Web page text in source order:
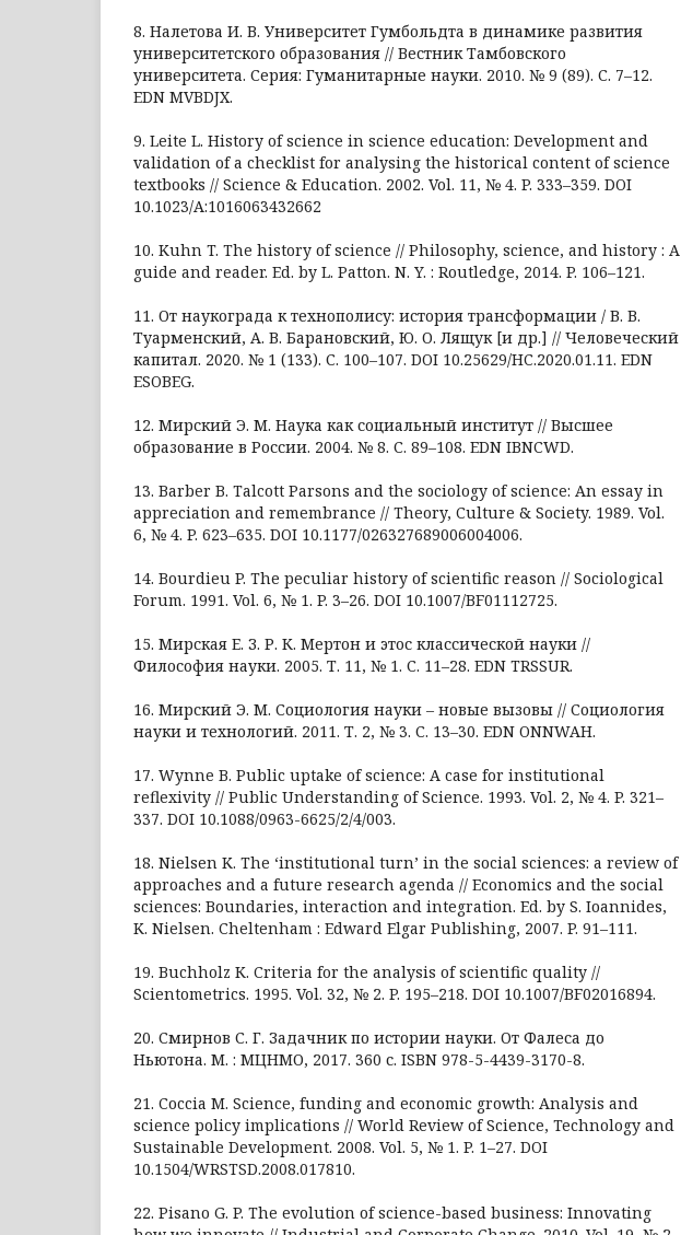
8. Налетова И. В. Университет Гумбольдта в динамике развития
университетского образования // Вестник Тамбовского
университета. Серия: Гуманитарные науки. 2010. № 9 (89). С. 7–12.
EDN MVBDJX.
9. Leite L. History of science in science education: Development and
validation of a checklist for analysing the historical content of science
textbooks // Science & Education. 2002. Vol. 11, № 4. P. 333–359. DOI
10.1023/A:1016063432662
10. Kuhn T. The history of science // Philosophy, science, and history : A
guide and reader. Ed. by L. Patton. N. Y. : Routledge, 2014. P. 106–121.
11. От наукограда к технополису: история трансформации / В. В.
Туарменский, А. В. Барановский, Ю. О. Лящук [и др.] // Человеческий
капитал. 2020. № 1 (133). С. 100–107. DOI 10.25629/HC.2020.01.11. EDN
ESOBEG.
12. Мирский Э. М. Наука как социальный институт // Высшее
образование в России. 2004. № 8. С. 89–108. EDN IBNCWD.
13. Barber B. Talcott Parsons and the sociology of science: An essay in
appreciation and remembrance // Theory, Culture & Society. 1989. Vol.
6, № 4. P. 623–635. DOI 10.1177/026327689006004006.
14. Bourdieu P. The peculiar history of scientific reason // Sociological
Forum. 1991. Vol. 6, № 1. P. 3–26. DOI 10.1007/BF01112725.
15. Мирская Е. З. Р. К. Мертон и этос классической науки //
Философия науки. 2005. Т. 11, № 1. С. 11–28. EDN TRSSUR.
16. Мирский Э. М. Социология науки – новые вызовы // Социология
науки и технологий. 2011. Т. 2, № 3. С. 13–30. EDN ONNWAH.
17. Wynne B. Public uptake of science: A case for institutional
reflexivity // Public Understanding of Science. 1993. Vol. 2, № 4. P. 321–
337. DOI 10.1088/0963-6625/2/4/003.
18. Nielsen K. The ‘institutional turn’ in the social sciences: a review of
approaches and a future research agenda // Economics and the social
sciences: Boundaries, interaction and integration. Ed. by S. Ioannides,
K. Nielsen. Cheltenham : Edward Elgar Publishing, 2007. P. 91–111.
19. Buchholz К. Criteria for the analysis of scientific quality //
Scientometrics. 1995. Vol. 32, № 2. P. 195–218. DOI 10.1007/BF02016894.
20. Смирнов С. Г. Задачник по истории науки. От Фалеса до
Ньютона. М. : МЦНМО, 2017. 360 с. ISBN 978-5-4439-3170-8.
21. Coccia M. Science, funding and economic growth: Analysis and
science policy implications // World Review of Science, Technology and
Sustainable Development. 2008. Vol. 5, № 1. P. 1–27. DOI
10.1504/WRSTSD.2008.017810.
22. Pisano G. P. The evolution of science-based business: Innovating